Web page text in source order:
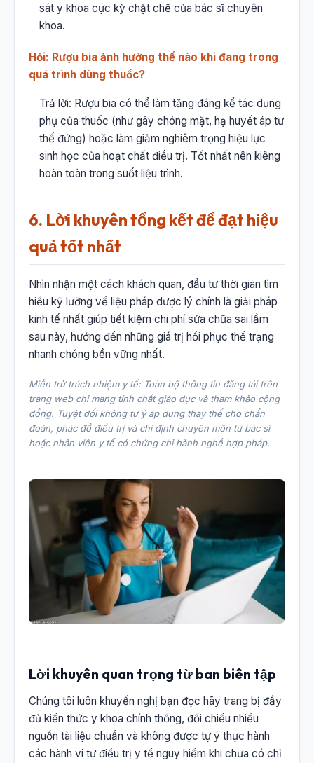
sát y khoa cực kỳ chặt chẽ của bác sĩ chuyên
khoa.
Hỏi: Rượu bia ảnh hưởng thế nào khi đang trong
quá trình dùng thuốc?
Trả lời: Rượu bia có thể làm tăng đáng kể tác dụng
phụ của thuốc (như gây chóng mặt, hạ huyết áp tư
thế đứng) hoặc làm giảm nghiêm trọng hiệu lực
sinh học của hoạt chất điều trị. Tốt nhất nên kiêng
hoàn toàn trong suốt liệu trình.
6. Lời khuyên tổng kết để đạt hiệu
quả tốt nhất
Nhìn nhận một cách khách quan, đầu tư thời gian tìm
hiểu kỹ lưỡng về liệu pháp dược lý chính là giải pháp
kinh tế nhất giúp tiết kiệm chi phí sửa chữa sai lầm
sau này, hướng đến những giá trị hồi phục thể trạng
nhanh chóng bền vững nhất.
Miễn trừ trách nhiệm y tế: Toàn bộ thông tin đăng tải trên
trang web chỉ mang tính chất giáo dục và tham khảo cộng
đồng. Tuyệt đối không tự ý áp dụng thay thế cho chẩn
đoán, phác đồ điều trị và chỉ định chuyên môn từ bác sĩ
hoặc nhân viên y tế có chứng chỉ hành nghề hợp pháp.
Lời khuyên quan trọng từ ban biên tập
Chúng tôi luôn khuyến nghị bạn đọc hãy trang bị đầy
đủ kiến thức y khoa chính thống, đối chiếu nhiều
nguồn tài liệu chuẩn và không được tự ý thực hành
các hành vi tự điều trị y tế nguy hiểm khi chưa có chỉ